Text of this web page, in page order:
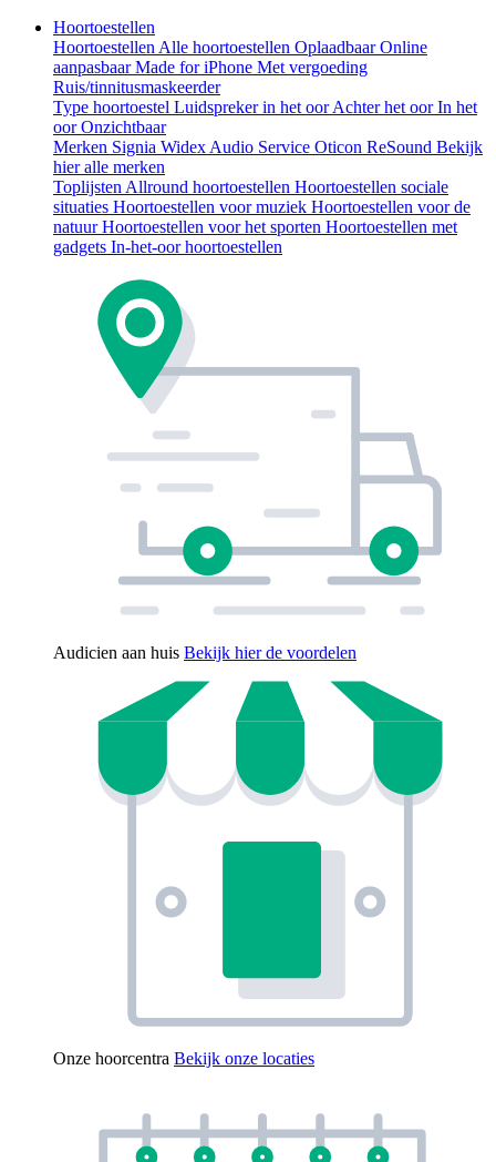
Hoortoestellen
Hoortoestellen Alle hoortoestellen OplaadbaarOnline
aanpasbaarMade for iPhone Met vergoeding
Ruis/tinnitusmaskeerder
Type hoortoestel Luidspreker in het oorAchter het oorIn het
oorOnzichtbaar
Merken Signia Widex Audio Service Oticon ReSound Bekijk
hier alle merken
Toplijsten Allround hoortoestellen Hoortoestellen sociale
situaties Hoortoestellen voor muziek Hoortoestellen voor de
natuurHoortoestellen voor het sporten Hoortoestellen met
gadgets In-het-oor hoortoestellen
Audicien aan huis Bekijk hier de voordelen
Onze hoorcentra Bekijk onze locaties